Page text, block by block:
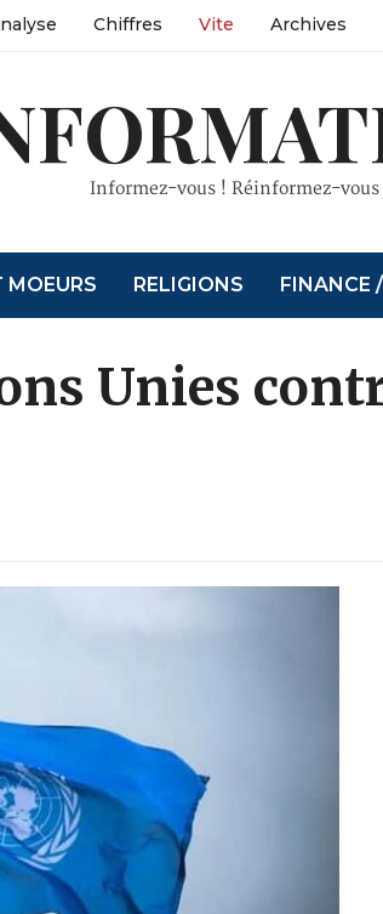
Chiffres Vite Archives
Informez-vous ! Réinformez-vous
MOEURS RELIGIONS FINANCE
Unies